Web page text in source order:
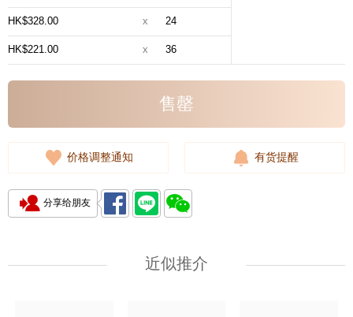
HK$328.00 x 24
HK$221.00 x 36
售罄
价格调整通知 有货提醒
分享给朋友
近似推介